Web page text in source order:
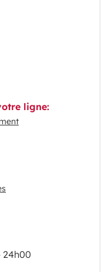
ligne:
24h00